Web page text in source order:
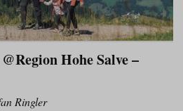
Hohe Salve –
Ringler